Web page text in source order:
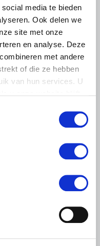
media te bieden
Ook delen we
site met onze
en analyse. Deze
met andere
of die ze hebben
van hun services. U
in
Kamerlid